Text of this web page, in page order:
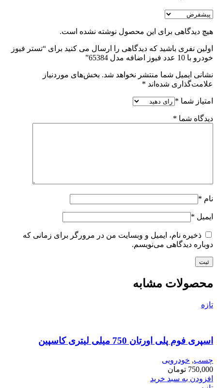
هیچ دیدگاهی برای این محصول نوشته نشده است.
اولین نفری باشید که دیدگاهی را ارسال می کنید برای “تستر فیوز
خودرو با 10 عدد فیوز اضافه مدل 65384”
نشانی ایمیل شما منتشر نخواهد شد. بخش‌های موردنیاز
علامت‌گذاری شده‌اند *
امتیاز شما *
دیدگاه شما *
نام *
ایمیل *
ذخیره نام، ایمیل و وبسایت من در مرورگر برای زمانی که
دوباره دیدگاهی می‌نویسم.
محصولات مشابه
تازه
اسپری فوم پلی اورتان 750 میلی لیتری کاسپین
چسب, خودرویی
750,000 تومان
افزودن به سبد خرید